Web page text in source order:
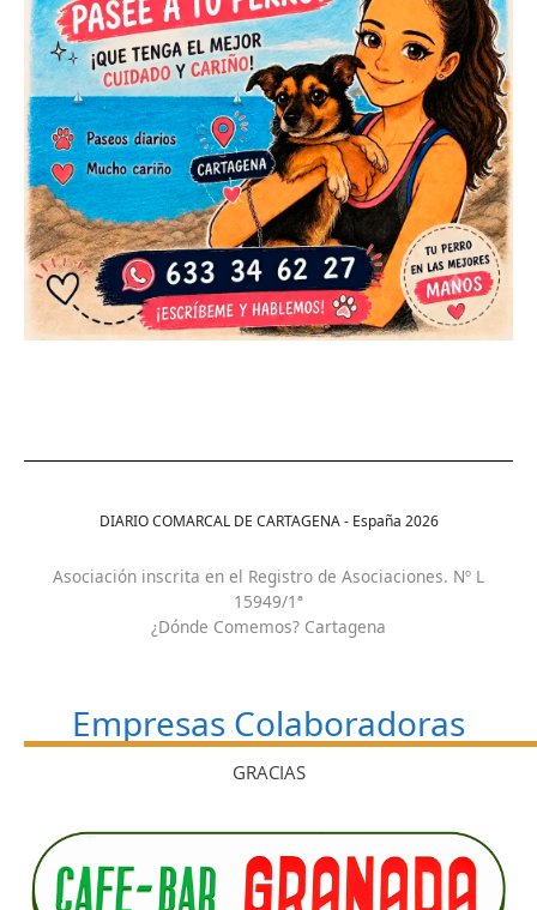
DIARIO COMARCAL DE CARTAGENA - España 2026
Asociación inscrita en el Registro de Asociaciones. Nº L
15949/1ª
¿Dónde Comemos? Cartagena
Empresas Colaboradoras
GRACIAS